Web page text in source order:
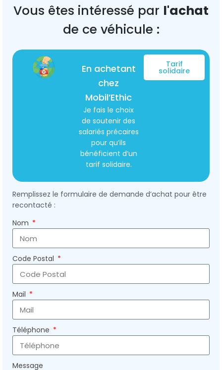
Vous êtes intéressé par l'achat
de ce véhicule :
En achetant
chez
Mobil’Ethic
Je fais le choix
de soutenir des
salariés précaires
pour qu’ils
bénéficient d’un
tarif solidaire.
Tarif
solidaire
Remplissez le formulaire de demande d’achat pour être
recontacté :
Nom
Code Postal
Mail
Téléphone
Message